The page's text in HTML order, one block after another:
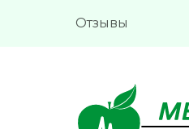
Отзывы